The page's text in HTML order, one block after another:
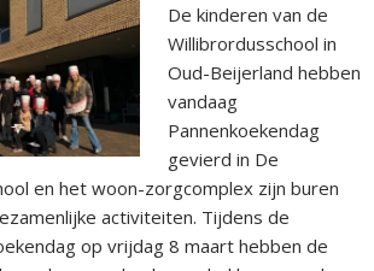
De kinderen van de
Willibrordusschool in
Oud-Beijerland hebben
vandaag
Pannenkoekendag
gevierd in De
en het woon-zorgcomplex zijn buren
activiteiten. Tijdens de
op vrijdag 8 maart hebben de